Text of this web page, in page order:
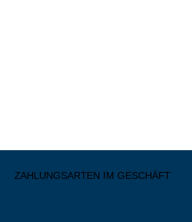
ZAHLUNGSARTEN IM GESCHÄFT